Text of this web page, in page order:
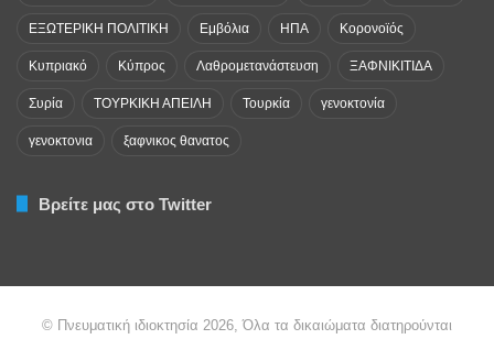
ΕΞΩΤΕΡΙΚΗ ΠΟΛΙΤΙΚΗ Εμβόλια ΗΠΑ Κορονοϊός
Κυπριακό Κύπρος Λαθρομετανάστευση ΞΑΦΝΙΚΙΤΙΔΑ
Συρία ΤΟΥΡΚΙΚΗ ΑΠΕΙΛΗ Τουρκία γενοκτονία
γενοκτονια ξαφνικος θανατος
Βρείτε μας στο Twitter
© Πνευματική ιδιοκτησία 2026, Όλα τα δικαιώματα διατηρούνται